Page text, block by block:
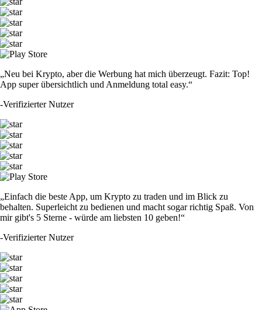
„Neu bei Krypto, aber die Werbung hat mich überzeugt. Fazit: Top!
App super übersichtlich und Anmeldung total easy.“
-Verifizierter Nutzer
„Einfach die beste App, um Krypto zu traden und im Blick zu
behalten. Superleicht zu bedienen und macht sogar richtig Spaß. Von
mir gibt's 5 Sterne - würde am liebsten 10 geben!“
-Verifizierter Nutzer